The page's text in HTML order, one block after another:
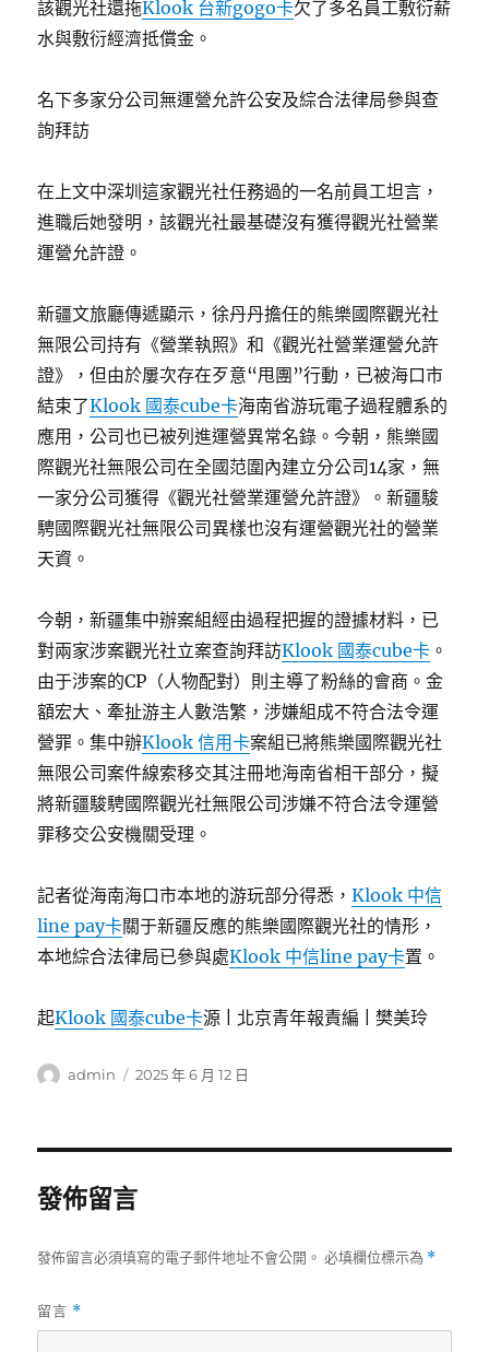
該觀光社還拖Klook 台新gogo卡欠了多名員工敷衍薪
水與敷衍經濟抵償金。
名下多家分公司無運營允許公安及綜合法律局參與查
詢拜訪
在上文中深圳這家觀光社任務過的一名前員工坦言，
進職后她發明，該觀光社最基礎沒有獲得觀光社營業
運營允許證。
新疆文旅廳傳遞顯示，徐丹丹擔任的熊樂國際觀光社
無限公司持有《營業執照》和《觀光社營業運營允許
證》，但由於屢次存在歹意“甩團”行動，已被海口市
結束了Klook 國泰cube卡海南省游玩電子過程體系的
應用，公司也已被列進運營異常名錄。今朝，熊樂國
際觀光社無限公司在全國范圍內建立分公司14家，無
一家分公司獲得《觀光社營業運營允許證》。新疆駿
騁國際觀光社無限公司異樣也沒有運營觀光社的營業
天資。
今朝，新疆集中辦案組經由過程把握的證據材料，已
對兩家涉案觀光社立案查詢拜訪Klook 國泰cube卡 。
由于涉案的CP（人物配對）則主導了粉絲的會商。金
額宏大、牽扯游主人數浩繁，涉嫌組成不符合法令運
營罪。集中辦Klook 信用卡案組已將熊樂國際觀光社
無限公司案件線索移交其注冊地海南省相干部分，擬
將新疆駿騁國際觀光社無限公司涉嫌不符合法令運營
罪移交公安機關受理。
記者從海南海口市本地的游玩部分得悉，Klook 中信
line pay卡關于新疆反應的熊樂國際觀光社的情形，
本地綜合法律局已參與處Klook 中信line pay卡置。
起Klook 國泰cube卡源 | 北京青年報責編 | 樊美玲
作
admin
發
2025 年 6 月 12 日
發佈留言
發佈留言必須填寫的電子郵件地址不會公開。 必填欄位標示為 *
留言 *